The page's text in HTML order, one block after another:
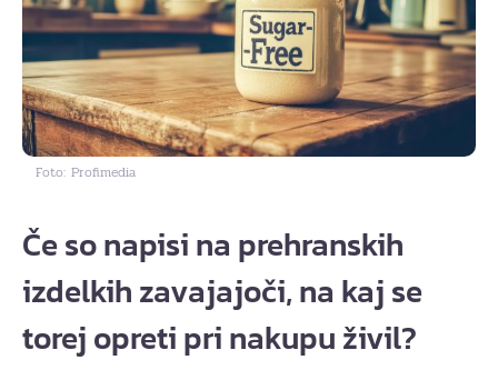
Foto: Profimedia
Če so napisi na prehranskih
izdelkih zavajajoči, na kaj se
torej opreti pri nakupu živil?